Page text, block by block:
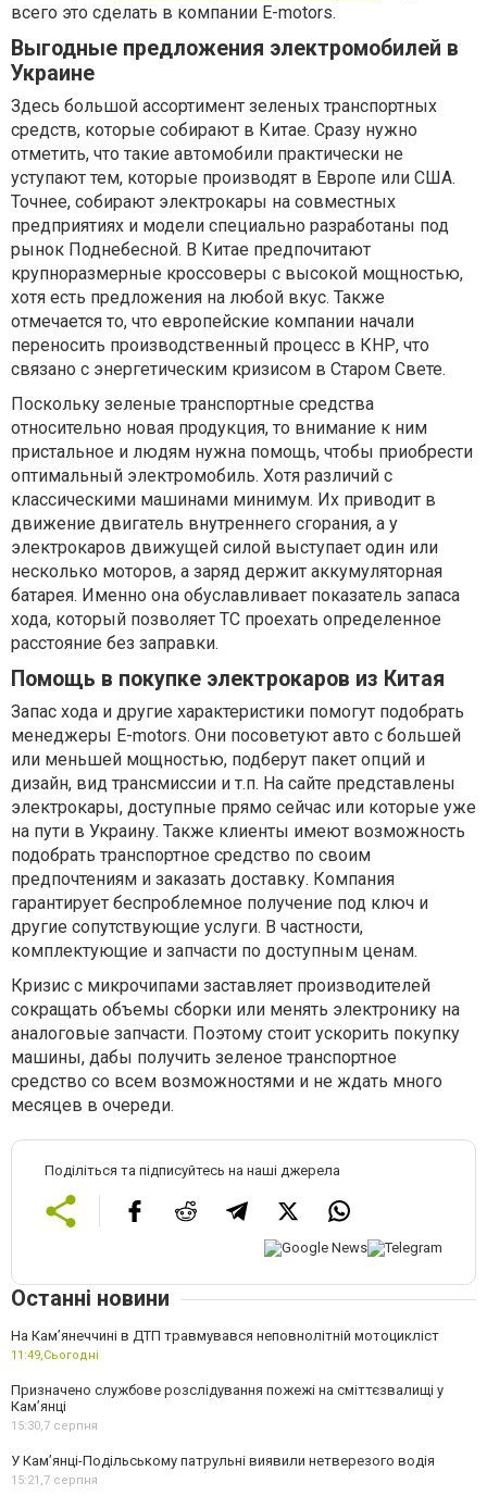
всего это сделать в компании E-motors.
Выгодные предложения электромобилей в
Украине
Здесь большой ассортимент зеленых транспортных
средств, которые собирают в Китае. Сразу нужно
отметить, что такие автомобили практически не
уступают тем, которые производят в Европе или США.
Точнее, собирают электрокары на совместных
предприятиях и модели специально разработаны под
рынок Поднебесной. В Китае предпочитают
крупноразмерные кроссоверы с высокой мощностью,
хотя есть предложения на любой вкус. Также
отмечается то, что европейские компании начали
переносить производственный процесс в КНР, что
связано с энергетическим кризисом в Старом Свете.
Поскольку зеленые транспортные средства
относительно новая продукция, то внимание к ним
пристальное и людям нужна помощь, чтобы приобрести
оптимальный электромобиль. Хотя различий с
классическими машинами минимум. Их приводит в
движение двигатель внутреннего сгорания, а у
электрокаров движущей силой выступает один или
несколько моторов, а заряд держит аккумуляторная
батарея. Именно она обуславливает показатель запаса
хода, который позволяет ТС проехать определенное
расстояние без заправки.
Помощь в покупке электрокаров из Китая
Запас хода и другие характеристики помогут подобрать
менеджеры E-motors. Они посоветуют авто с большей
или меньшей мощностью, подберут пакет опций и
дизайн, вид трансмиссии и т.п. На сайте представлены
электрокары, доступные прямо сейчас или которые уже
на пути в Украину. Также клиенты имеют возможность
подобрать транспортное средство по своим
предпочтениям и заказать доставку. Компания
гарантирует беспроблемное получение под ключ и
другие сопутствующие услуги. В частности,
комплектующие и запчасти по доступным ценам.
Кризис с микрочипами заставляет производителей
сокращать объемы сборки или менять электронику на
аналоговые запчасти. Поэтому стоит ускорить покупку
машины, дабы получить зеленое транспортное
средство со всем возможностями и не ждать много
месяцев в очереди.
Поділіться та підписуйтесь на наші джерела
Останні новини
На Кам’янеччині в ДТП травмувався неповнолітній мотоцикліст
11:49,Сьогодні
Призначено службове розслідування пожежі на сміттєзвалищі у
Кам’янці
15:30,7 серпня
У Кам’янці-Подільському патрульні виявили нетверезого водія
15:21,7 серпня